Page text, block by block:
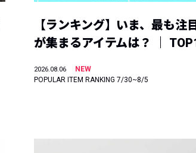
【ランキング】いま、最も注目
が集まるアイテムは？ ｜
2026.08.06
NEW
POPULAR ITEM RANKING 7/30~8/5